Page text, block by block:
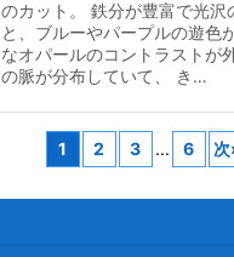
のカット。 鉄分が豊富で光沢
と、ブルーやパープルの遊色
なオパールのコントラストが
の脈が分布していて、 き…
1 2 3 ... 6 次